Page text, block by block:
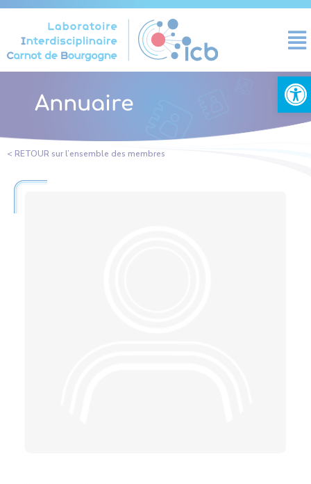
Ouvrir
Annuaire
< RETOUR sur l’ensemble des membres
Panneau de gestion des cookies